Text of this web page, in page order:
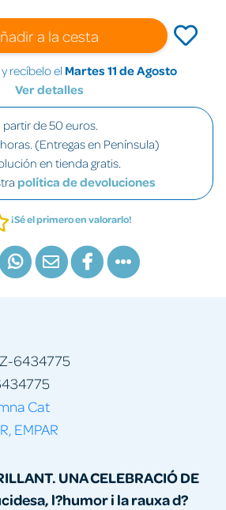
a la cesta
recíbelo el Martes 11 de Agosto
Ver detalles
de 50 euros.
(Entregas en Península)
en tienda gratis.
política de devoluciones
¡Sé el primero en valorarlo!
UNA CELEBRACIÓ DE
l?humor i la rauxa d?
6434775
Cat
EMPAR